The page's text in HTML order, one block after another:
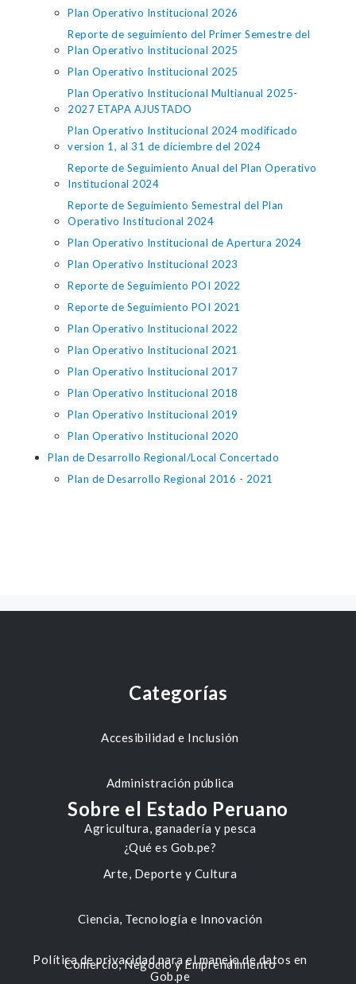
Plan Operativo Institucional 2026
Reporte de seguimiento del Primer Semestre del
Plan Operativo Institucional 2025
Plan Operativo Institucional 2025
Plan Operativo Institucional Multianual 2025-
2027 ETAPA AJUSTADO
Plan Operativo Institucional 2024 modificado
version 1, al 31 de diciembre del 2024
Reporte de Seguimiento Anual del Plan Operativo
Institucional 2024
Reporte de Seguimiento Semestral del Plan
Operativo Institucional 2024
Plan Operativo Institucional de Apertura 2024
Plan Operativo Institucional 2023
Reporte de Seguimiento POI 2022
Reporte de Seguimiento POI 2021
Plan Operativo Institucional 2022
Plan Operativo Institucional 2021
Plan Operativo Institucional 2017
Plan Operativo Institucional 2018
Plan Operativo Institucional 2019
Plan Operativo Institucional 2020
Plan de Desarrollo Regional/Local Concertado
Plan de Desarrollo Regional 2016 - 2021
Categorías
Accesibilidad e Inclusión
Administración pública
Agricultura, ganadería y pesca
Arte, Deporte y Cultura
Ciencia, Tecnología e Innovación
Comercio, Negocio y Emprendimiento
Sobre el Estado Peruano
¿Qué es Gob.pe?
Política de privacidad para el manejo de datos en
Gob.pe